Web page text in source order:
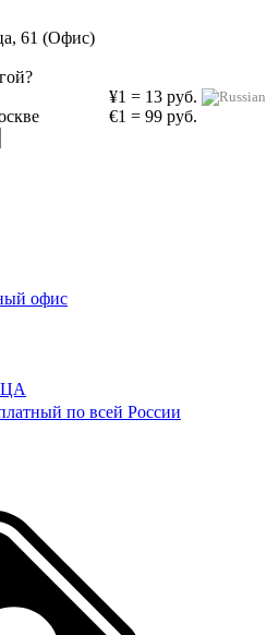
61 (Офис)
¥1 = 13 руб.
€1 = 99 руб.
офис
по всей России